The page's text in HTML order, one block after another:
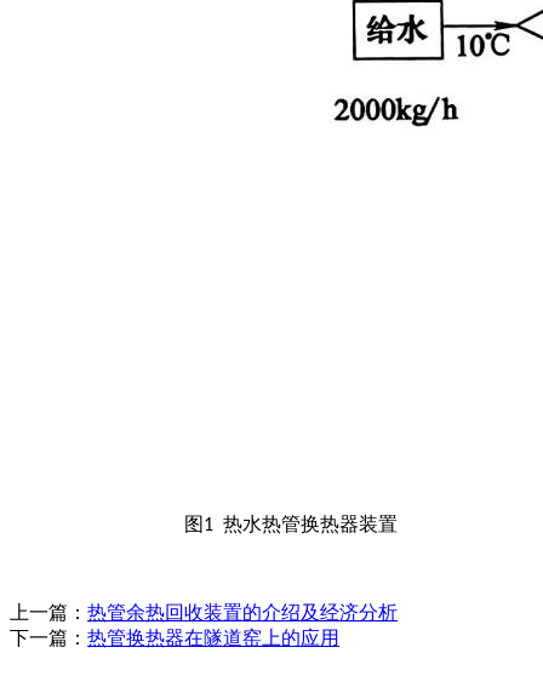
图1 热水热管换热器装置
上一篇： 热管余热回收装置的介绍及经济分析
下一篇： 热管换热器在隧道窑上的应用